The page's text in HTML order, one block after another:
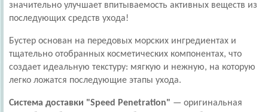
значительно улучшает впитываемость активных веществ из
последующих средств ухода!
Бустер основан на передовых морских ингредиентах и
тщательно отобранных косметических компонентах, что
создает идеальную текстуру: мягкую и нежную, на которую
легко ложатся последующие этапы ухода.
Система доставки "Speed Penetration" — оригинальная